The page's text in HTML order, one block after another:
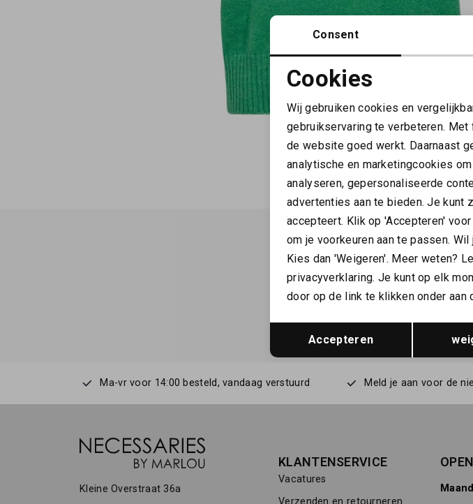
ALTIJD ALS EERSTE
Schrijf je in en ontvang
Ma-vr voor 14:00 besteld, vandaag verstuurd Meld je aan voor de
Kleine Overstraat 36a
KLANTENSERVICE
Vacatures
Verzenden en retourneren
Noodzakelijke cookies
Analytische cookies
Terug
Consent
Cookies
Wij gebruiken cookies en
gebruikservaring te verbeteren.
de website goed werkt. Daarnaast
analytische en marketingcookies
analyseren, gepersonaliseerde
advertenties aan te bieden. Je kunt
accepteert. Klik op 'Accepteren'
om je voorkeuren aan te passen.
Kies dan 'Weigeren'. Meer weten?
privacyverklaring. Je kunt op elk
door op de link te klikken onder aan
Accepteren